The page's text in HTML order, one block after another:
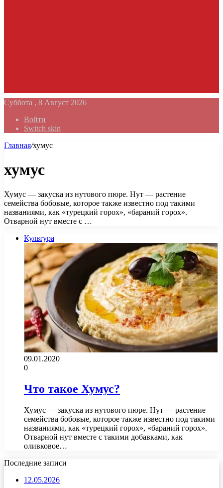
Суббота , 8 Август 2026
Войти
Switch skin
Главная/хумус
хумус
Хумус — закуска из нутового пюре. Нут — растение
семейства бобовые, которое также известно под такими
названиями, как «турецкий горох», «бараний горох».
Отварной нут вместе с …
Культура
09.01.2020
0
Что такое Хумус?
Хумус — закуска из нутового пюре. Нут — растение
семейства бобовые, которое также известно под такими
названиями, как «турецкий горох», «бараний горох».
Отварной нут вместе с такими добавками, как
оливковое…
Последние записи
12.05.2026